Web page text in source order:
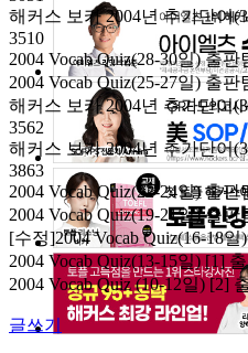
해커스 보카 2004년 추가단어
3510
2004 Vocab Quiz(28-30일)출판
2004 Vocab Quiz(25-27일)출판
해커스 보카 2004년 추가단어
3562
해커스 보카 2004년 추가단어
3863
2004 Vocab Quiz(22-24일)출판
2004 Vocab Quiz(19-21일)출판
[수정]2004 Vocab Quiz(16-18
2004 Vocab Quiz(13-15일) [1]
2004 Vocab Quiz (10-12일)[2]
글쓰기